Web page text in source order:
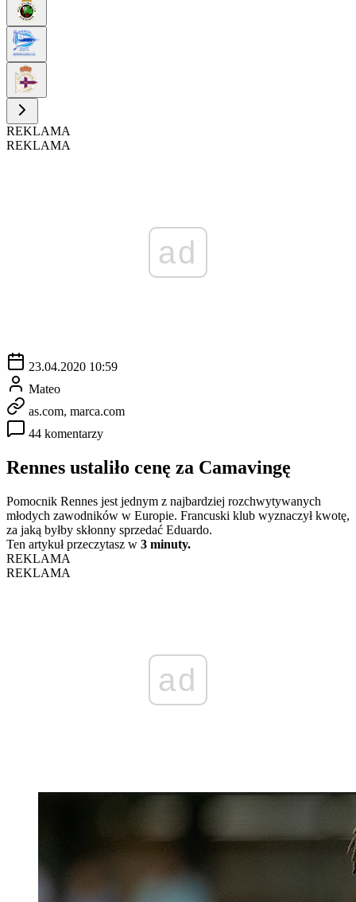
REKLAMA
REKLAMA
ad
23.04.2020 10:59
Mateo
as.com, marca.com
44 komentarzy
Rennes ustaliło cenę za Camavingę
Pomocnik Rennes jest jednym z najbardziej rozchwytywanych
młodych zawodników w Europie. Francuski klub wyznaczył kwotę,
za jaką byłby skłonny sprzedać Eduardo.
Ten artykuł przeczytasz w 3 minuty.
REKLAMA
REKLAMA
ad